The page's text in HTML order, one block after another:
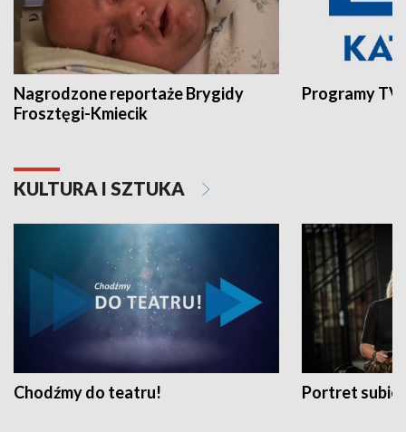
Nagrodzone reportaże Brygidy
Frosztęgi-Kmiecik
Programy
KULTURA I SZTUKA
Chodźmy do teatru! Portret